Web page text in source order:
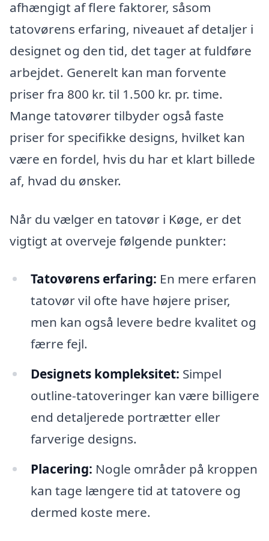
afhængigt af flere faktorer, såsom
tatovørens erfaring, niveauet af detaljer i
designet og den tid, det tager at fuldføre
arbejdet. Generelt kan man forvente
priser fra 800 kr. til 1.500 kr. pr. time.
Mange tatovører tilbyder også faste
priser for specifikke designs, hvilket kan
være en fordel, hvis du har et klart billede
af, hvad du ønsker.
Når du vælger en tatovør i Køge, er det
vigtigt at overveje følgende punkter:
Tatovørens erfaring: En mere erfaren
tatovør vil ofte have højere priser,
men kan også levere bedre kvalitet og
færre fejl.
Designets kompleksitet: Simpel
outline-tatoveringer kan være billigere
end detaljerede portrætter eller
farverige designs.
Placering: Nogle områder på kroppen
kan tage længere tid at tatovere og
dermed koste mere.